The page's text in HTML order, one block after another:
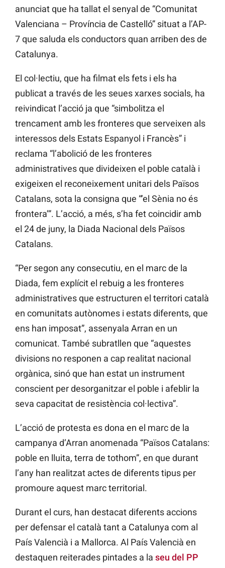
anunciat que ha tallat el senyal de “Comunitat
Valenciana – Província de Castelló” situat a l’AP-
7 que saluda els conductors quan arriben des de
Catalunya.
El col·lectiu, que ha filmat els fets i els ha
publicat a través de les seues xarxes socials, ha
reivindicat l’acció ja que “simbolitza el
trencament amb les fronteres que serveixen als
interessos dels Estats Espanyol i Francès” i
reclama “l’abolició de les fronteres
administratives que divideixen el poble català i
exigeixen el reconeixement unitari dels Països
Catalans, sota la consigna que “’el Sènia no és
frontera’”. L’acció, a més, s’ha fet coincidir amb
el 24 de juny, la Diada Nacional dels Països
Catalans.
“Per segon any consecutiu, en el marc de la
Diada, fem explícit el rebuig a les fronteres
administratives que estructuren el territori català
en comunitats autònomes i estats diferents, que
ens han imposat”, assenyala Arran en un
comunicat. També subratllen que “aquestes
divisions no responen a cap realitat nacional
orgànica, sinó que han estat un instrument
conscient per desorganitzar el poble i afeblir la
seva capacitat de resistència col·lectiva”.
L’acció de protesta es dona en el marc de la
campanya d’Arran anomenada “Països Catalans:
poble en lluita, terra de tothom”, en que durant
l’any han realitzat actes de diferents tipus per
promoure aquest marc territorial.
Durant el curs, han destacat diferents accions
per defensar el català tant a Catalunya com al
País Valencià i a Mallorca. Al País Valencià en
destaquen reiterades pintades a la seu del PP